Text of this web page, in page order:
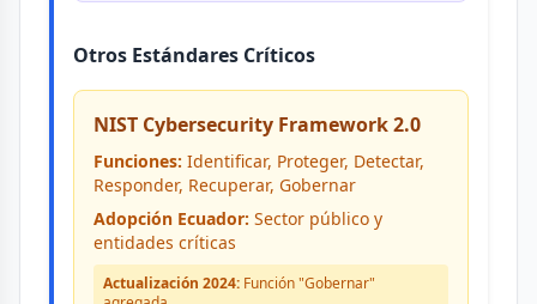
Otros Estándares Críticos
NIST Cybersecurity Framework 2.0
Funciones: Identificar, Proteger, Detectar,
Responder, Recuperar, Gobernar
Adopción Ecuador: Sector público y
entidades críticas
Actualización 2024: Función "Gobernar"